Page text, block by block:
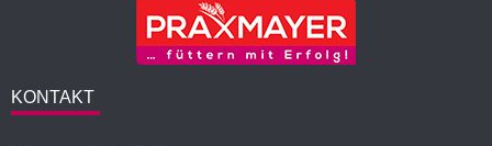
KONTAKT